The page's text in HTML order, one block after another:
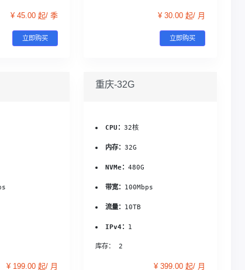
¥ 45.00 起/ 季
立即购买
¥ 30.00 起/ 月
立即购买
¥ 199.00 起/ 月
重庆-32G
CPU： 32核
内存： 32G
NVMe： 480G
带宽： 100Mbps
流量： 10TB
IPv4： 1
库存： 2
¥ 399.00 起/ 月